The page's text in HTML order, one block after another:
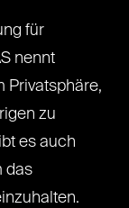
für
nennt
Privatsphäre,
zu
es auch
das